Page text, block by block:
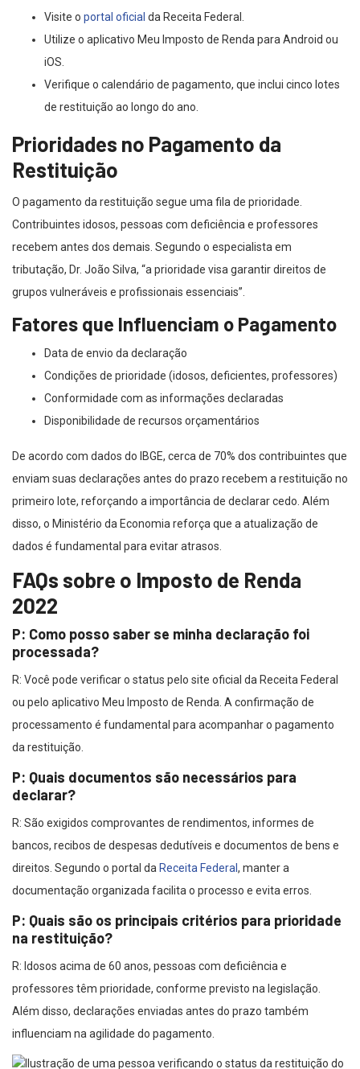
Visite o portal oficial da Receita Federal.
Utilize o aplicativo Meu Imposto de Renda para Android ou
iOS.
Verifique o calendário de pagamento, que inclui cinco lotes
de restituição ao longo do ano.
Prioridades no Pagamento da
Restituição
O pagamento da restituição segue uma fila de prioridade.
Contribuintes idosos, pessoas com deficiência e professores
recebem antes dos demais. Segundo o especialista em
tributação, Dr. João Silva, “a prioridade visa garantir direitos de
grupos vulneráveis e profissionais essenciais”.
Fatores que Influenciam o Pagamento
Data de envio da declaração
Condições de prioridade (idosos, deficientes, professores)
Conformidade com as informações declaradas
Disponibilidade de recursos orçamentários
De acordo com dados do IBGE, cerca de 70% dos contribuintes que
enviam suas declarações antes do prazo recebem a restituição no
primeiro lote, reforçando a importância de declarar cedo. Além
disso, o Ministério da Economia reforça que a atualização de
dados é fundamental para evitar atrasos.
FAQs sobre o Imposto de Renda
2022
P: Como posso saber se minha declaração foi
processada?
R: Você pode verificar o status pelo site oficial da Receita Federal
ou pelo aplicativo Meu Imposto de Renda. A confirmação de
processamento é fundamental para acompanhar o pagamento
da restituição.
P: Quais documentos são necessários para
declarar?
R: São exigidos comprovantes de rendimentos, informes de
bancos, recibos de despesas dedutíveis e documentos de bens e
direitos. Segundo o portal da Receita Federal, manter a
documentação organizada facilita o processo e evita erros.
P: Quais são os principais critérios para prioridade
na restituição?
R: Idosos acima de 60 anos, pessoas com deficiência e
professores têm prioridade, conforme previsto na legislação.
Além disso, declarações enviadas antes do prazo também
influenciam na agilidade do pagamento.